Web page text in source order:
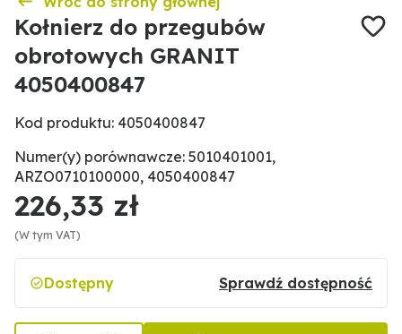
Kołnierz do przegubów
obrotowych GRANIT
4050400847
Kod produktu: 4050400847
Numer(y) porównawcze: 5010401001,
ARZO0710100000, 4050400847
226,33 zł
(W tym VAT)
Dostępny Sprawdź dostępność